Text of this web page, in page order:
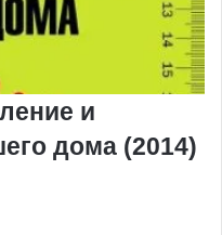
и
дома (2014)